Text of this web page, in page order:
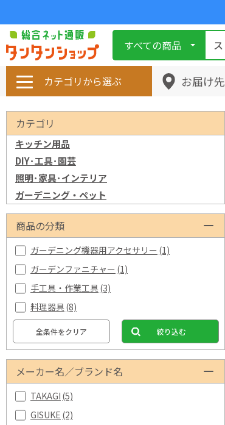
すべての商品
カテゴリから選ぶ お届け先
カテゴリ
キッチン用品
DIY･工具･園芸
照明･家具･インテリア
ガーデニング・ペット
商品の分類
ガーデニング機器用アクセサリー (1)
ガーデンファニチャー (1)
手工具・作業工具(3)
料理器具(8)
全条件をクリア 絞り込む
メーカー名／ブランド名
TAKAGI (5)
GISUKE (2)